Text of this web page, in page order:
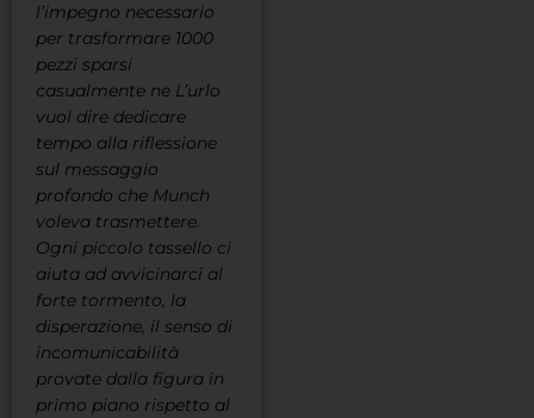
l’impegno necessario
per trasformare 1000
pezzi sparsi
casualmente ne L’urlo
vuol dire dedicare
tempo alla riflessione
sul messaggio
profondo che Munch
voleva trasmettere.
Ogni piccolo tassello ci
aiuta ad avvicinarci al
forte tormento, la
disperazione, il senso di
incomunicabilità
provate dalla figura in
primo piano rispetto al